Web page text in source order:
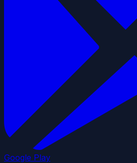
Google Play